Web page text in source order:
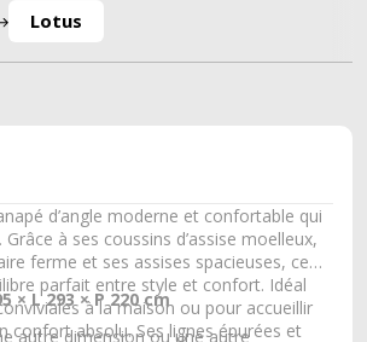
Lotus
d’angle moderne et confortable qui
à ses coussins d’assise moelleux,
ferme et ses assises spacieuses, ce
parfait entre style et confort. Idéal
à la maison ou pour accueillir
confort absolu. Ses lignes épurées et
× L 293 × P 220 cm
autre dimension ou une autre